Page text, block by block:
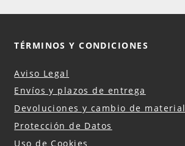
TÉRMINOS Y CONDICIONES
Aviso Legal
Envíos y plazos de entrega
Devoluciones y cambio de material
Protección de Datos
Uso de Cookies